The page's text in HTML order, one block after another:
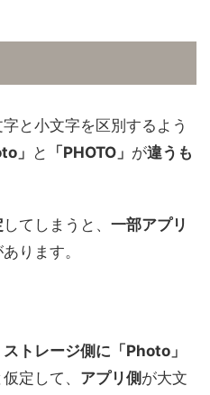
と小文字を区別するよう
」 と 「PHOTO」 が違うも
してしまうと、 一部アプリ
ります。
ストレージ側に「Photo」
定して、 アプリ側 が大文